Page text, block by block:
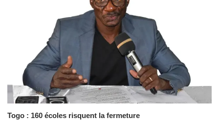
Togo : 160 écoles risquent la fermeture